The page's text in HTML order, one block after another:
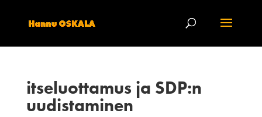
itseluottamus ja SDP:n
uudistaminen